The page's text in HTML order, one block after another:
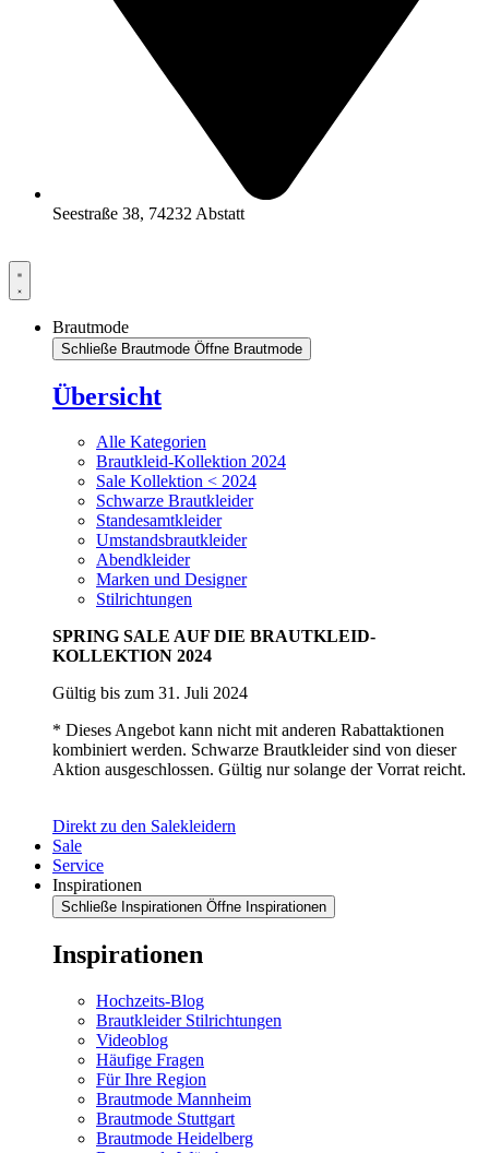
Seestraße 38, 74232 Abstatt
Brautmode
Schließe Brautmode Öffne Brautmode
Übersicht
Alle Kategorien
Brautkleid-Kollektion 2024
Sale Kollektion < 2024
Schwarze Brautkleider
Standesamtkleider
Umstandsbrautkleider
Abendkleider
Marken und Designer
Stilrichtungen
SPRING SALE AUF DIE BRAUTKLEID-
KOLLEKTION 2024
Gültig bis zum 31. Juli 2024
* Dieses Angebot kann nicht mit anderen Rabattaktionen
kombiniert werden. Schwarze Brautkleider sind von dieser
Aktion ausgeschlossen. Gültig nur solange der Vorrat reicht.
Direkt zu den Salekleidern
Sale
Service
Inspirationen
Schließe Inspirationen Öffne Inspirationen
Inspirationen
Hochzeits-Blog
Brautkleider Stilrichtungen
Videoblog
Häufige Fragen
Für Ihre Region
Brautmode Mannheim
Brautmode Stuttgart
Brautmode Heidelberg